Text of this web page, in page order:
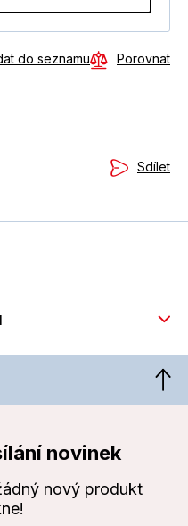
do seznamu Porovnat
Sdílet
novinek
nový produkt